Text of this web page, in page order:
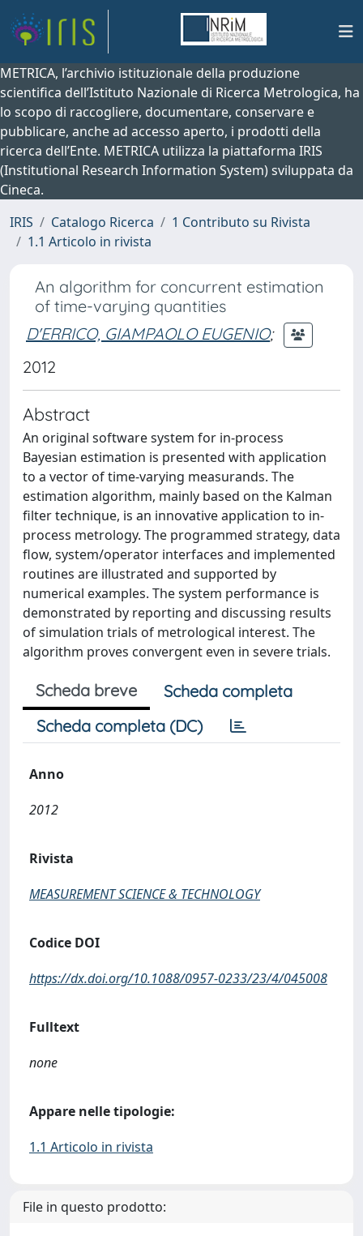
METRICA, l’archivio istituzionale della produzione
scientifica dell’Istituto Nazionale di Ricerca Metrologica, ha
lo scopo di raccogliere, documentare, conservare e
pubblicare, anche ad accesso aperto, i prodotti della
ricerca dell’Ente. METRICA utilizza la piattaforma IRIS
(Institutional Research Information System) sviluppata da
Cineca.
IRIS
Catalogo Ricerca
1 Contributo su Rivista
1.1 Articolo in rivista
An algorithm for concurrent estimation
of time-varying quantities
D'ERRICO, GIAMPAOLO EUGENIO;
2012
Abstract
An original software system for in-process
Bayesian estimation is presented with application
to a vector of time-varying measurands. The
estimation algorithm, mainly based on the Kalman
filter technique, is an innovative application to in-
process metrology. The programmed strategy, data
flow, system/operator interfaces and implemented
routines are illustrated and supported by
numerical examples. The system performance is
demonstrated by reporting and discussing results
of simulation trials of metrological interest. The
algorithm proves convergent even in severe trials.
Scheda breve
Scheda completa
Scheda completa (DC)
Anno
2012
Rivista
MEASUREMENT SCIENCE & TECHNOLOGY
Codice DOI
https://dx.doi.org/10.1088/0957-0233/23/4/045008
Fulltext
none
Appare nelle tipologie:
1.1 Articolo in rivista
File in questo prodotto: